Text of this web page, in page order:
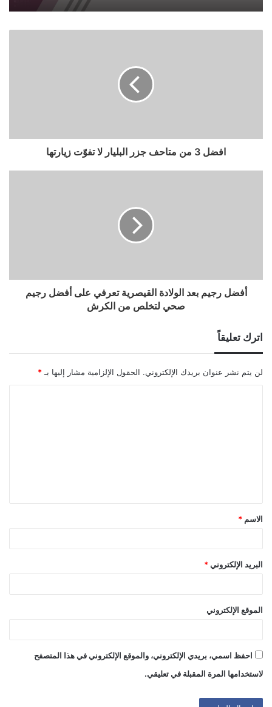
افضل 3 من متاحف جزر البليار لا تفوّت زيارتها
أفضل رجيم بعد الولادة القيصرية تعرفي على أفضل رجيم
صحي لتخلص من الكرش
اترك تعليقاً
لن يتم نشر عنوان بريدك الإلكتروني. الحقول الإلزامية مشار إليها بـ *
ق
*
الاسم *
البريد الإلكتروني *
الموقع الإلكتروني
احفظ اسمي، بريدي الإلكتروني، والموقع الإلكتروني في هذا المتصفح
لاستخدامها المرة المقبلة في تعليقي.